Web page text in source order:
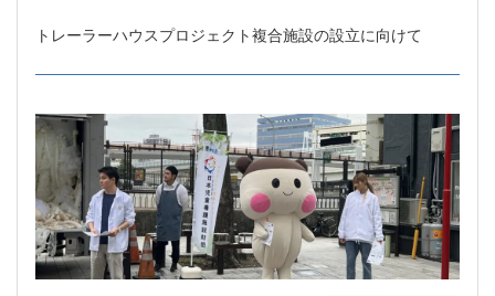
トレーラーハウスプロジェクト複合施設の設立に向けて